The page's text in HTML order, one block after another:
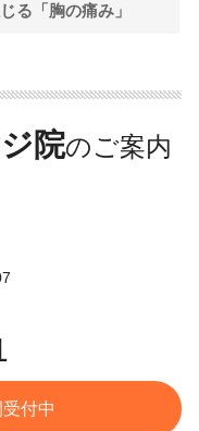
る「胸の痛み」
院
付中